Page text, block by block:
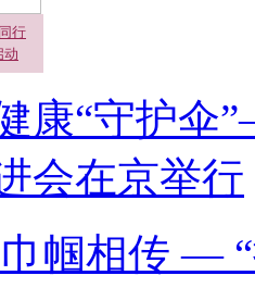
行
动
康“守护伞
会在京举行
帼相传 —